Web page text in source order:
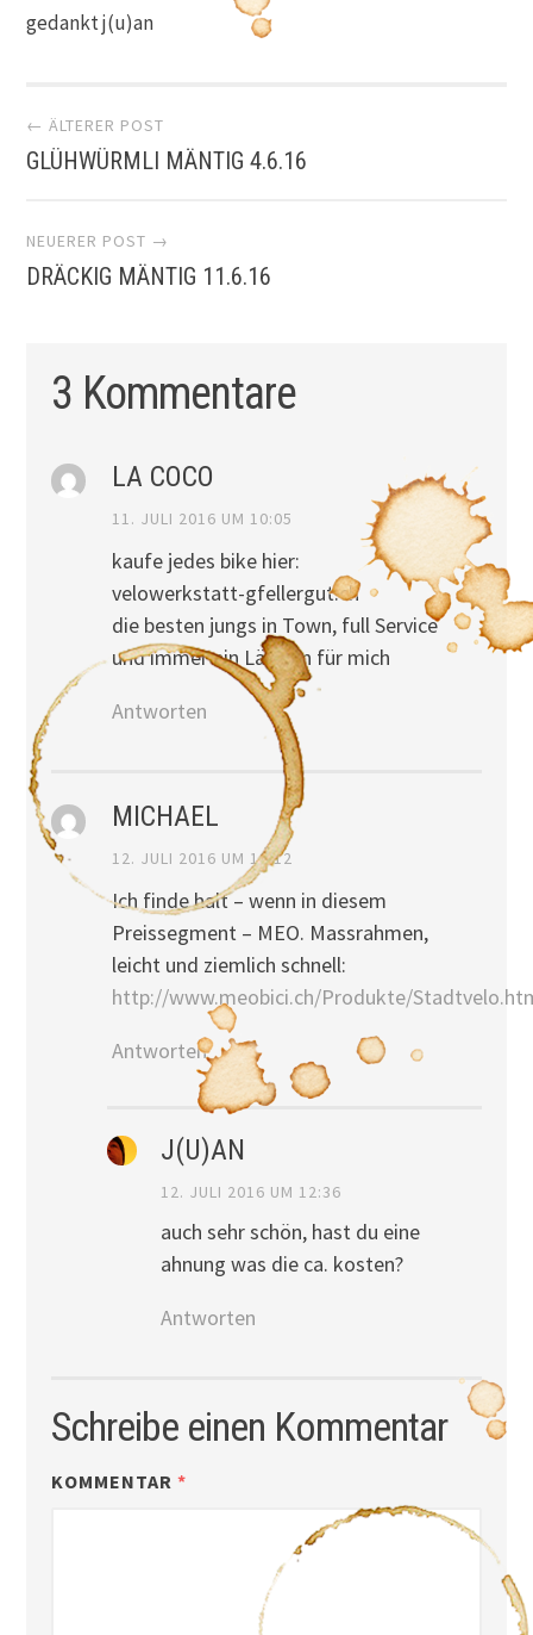
gedankt j(u)an
Artikel-
Navigation
← ÄLTERER POST
GLÜHWÜRMLI MÄNTIG 4.6.16
NEUERER POST →
DRÄCKIG MÄNTIG 11.6.16
3 Kommentare
LA COCO
11. JULI 2016 UM 10:05
kaufe jedes bike hier:
velowerkstatt-gfellergut.ch
die besten jungs in Town, full Service
und immer ein Lächeln für mich
Antworten
MICHAEL
12. JULI 2016 UM 12:12
Ich finde halt – wenn in diesem
Preissegment – MEO. Massrahmen,
leicht und ziemlich schnell:
http://www.meobici.ch/Produkte/
Antworten
J(U)AN
12. JULI 2016 UM 12:36
auch sehr schön, hast du eine
ahnung was die ca. kosten?
Antworten
Schreibe einen Kommentar
KOMMENTAR *